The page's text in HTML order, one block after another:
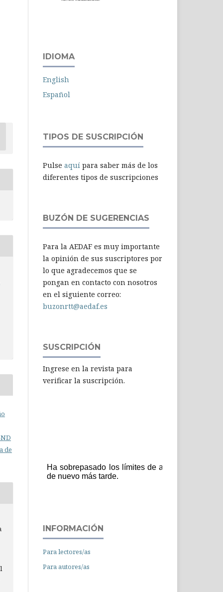
de
IDIOMA
English
Español
TIPOS DE SUSCRIPCIÓN
Pulse aquí para saber más de los
diferentes tipos de suscripciones
BUZÓN DE SUGERENCIAS
Para la AEDAF es muy importante
la opinión de sus suscriptores por
lo que agradecemos que se
pongan en contacto con nosotros
en el siguiente correo:
buzonrtt@aedaf.es
SUSCRIPCIÓN
Ingrese en la revista para
verificar la suscripción.
INFORMACIÓN
Para lectores/as
Para autores/as